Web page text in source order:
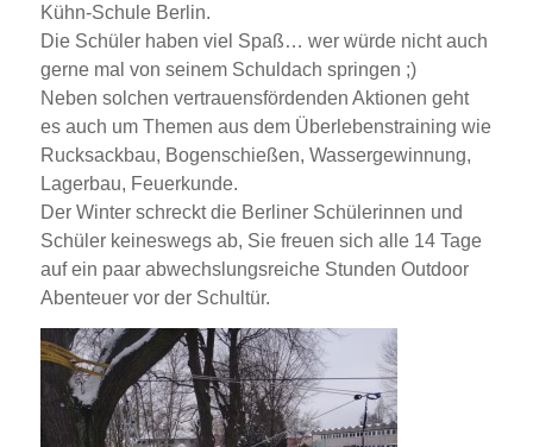
Kühn-Schule Berlin.
Die Schüler haben viel Spaß… wer würde nicht auch
gerne mal von seinem Schuldach springen ;)
Neben solchen vertrauensfördenden Aktionen geht
es auch um Themen aus dem Überlebenstraining wie
Rucksackbau, Bogenschießen, Wassergewinnung,
Lagerbau, Feuerkunde.
Der Winter schreckt die Berliner Schülerinnen und
Schüler keineswegs ab, Sie freuen sich alle 14 Tage
auf ein paar abwechslungsreiche Stunden Outdoor
Abenteuer vor der Schultür.